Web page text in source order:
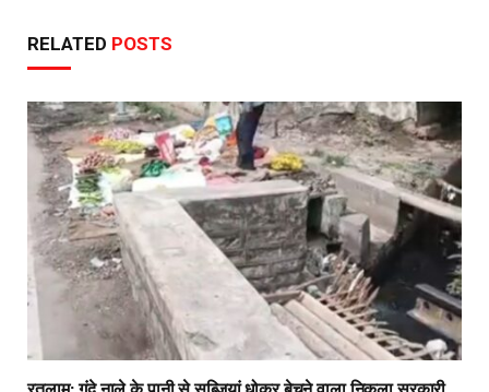
RELATED POSTS